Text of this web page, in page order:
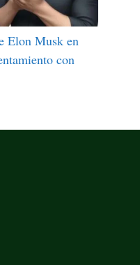
Elon Musk en
con